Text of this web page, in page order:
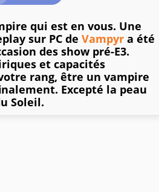
qui est en vous. Une
sur PC de Vampyr a été
des show pré-E3.
et capacités
rang, être un vampire
Excepté la peau
Soleil.